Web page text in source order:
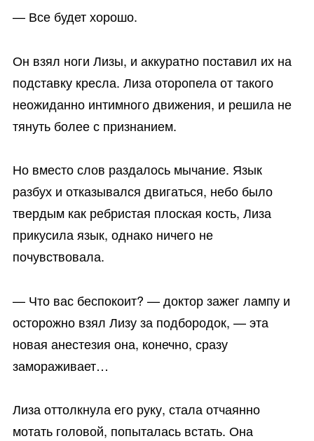
— Все будет хорошо.
Он взял ноги Лизы, и аккуратно поставил их на
подставку кресла. Лиза оторопела от такого
неожиданно интимного движения, и решила не
тянуть более с признанием.
Но вместо слов раздалось мычание. Язык
разбух и отказывался двигаться, небо было
твердым как ребристая плоская кость, Лиза
прикусила язык, однако ничего не
почувствовала.
— Что вас беспокоит? — доктор зажег лампу и
осторожно взял Лизу за подбородок, — эта
новая анестезия она, конечно, сразу
замораживает…
Лиза оттолкнула его руку, стала отчаянно
мотать головой, попыталась встать. Она